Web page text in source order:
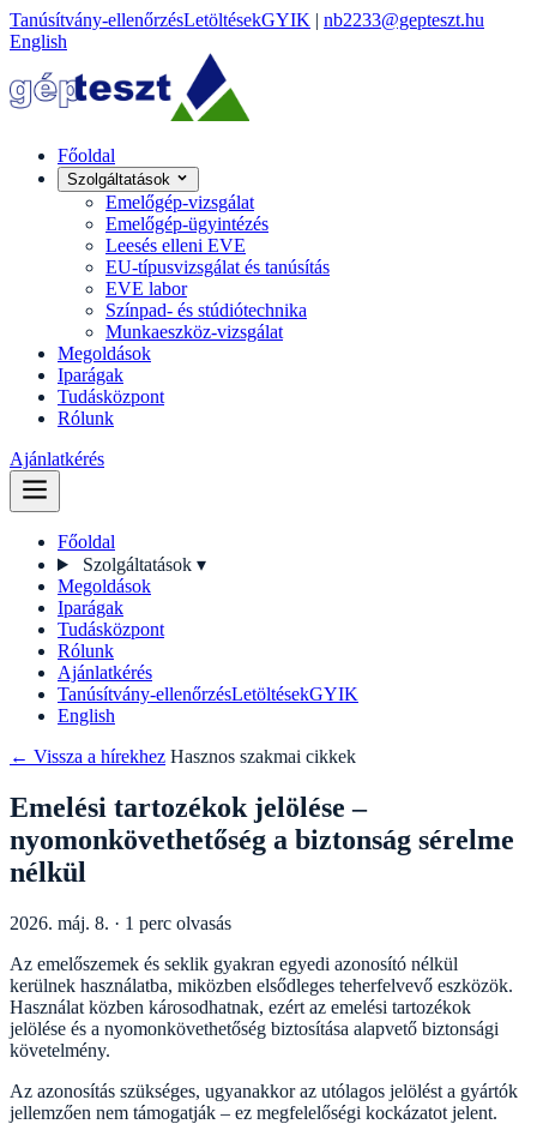
Tanúsítvány-ellenőrzésLetöltésekGYIK | nb2233@gepteszt.hu
English
Főoldal
Szolgáltatások
Emelőgép-vizsgálat
Emelőgép-ügyintézés
Leesés elleni EVE
EU-típusvizsgálat és tanúsítás
EVE labor
Színpad- és stúdiótechnika
Munkaeszköz-vizsgálat
Megoldások
Iparágak
Tudásközpont
Rólunk
Ajánlatkérés
Főoldal
Szolgáltatások ▾
Megoldások
Iparágak
Tudásközpont
Rólunk
Ajánlatkérés
Tanúsítvány-ellenőrzésLetöltésekGYIK
English
← Vissza a hírekhez Hasznos szakmai cikkek
Emelési tartozékok jelölése –
nyomonkövethetőség a biztonság sérelme
nélkül
2026. máj. 8. · 1 perc olvasás
Az emelőszemek és seklik gyakran egyedi azonosító nélkül
kerülnek használatba, miközben elsődleges teherfelvevő eszközök.
Használat közben károsodhatnak, ezért az emelési tartozékok
jelölése és a nyomonkövethetőség biztosítása alapvető biztonsági
követelmény.
Az azonosítás szükséges, ugyanakkor az utólagos jelölést a gyártók
jellemzően nem támogatják – ez megfelelőségi kockázatot jelent.